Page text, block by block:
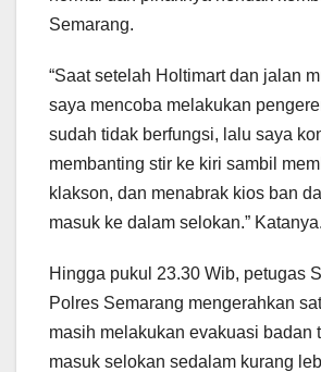
Semarang.
“Saat setelah Holtimart dan jalan
saya mencoba melakukan
sudah tidak berfungsi, lalu saya
membanting stir ke kiri sambil
klakson, dan menabrak kios ban
masuk ke dalam selokan.” Katanya.
Hingga pukul 23.30 Wib, petugas
Polres Semarang mengerahkan
masih melakukan evakuasi badan
masuk selokan sedalam kurang